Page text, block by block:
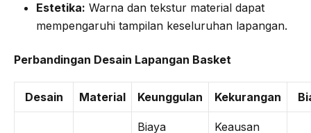
Estetika: Warna dan tekstur material dapat
mempengaruhi tampilan keseluruhan lapangan.
Perbandingan Desain Lapangan Basket
Desain Material Keunggulan Kekurangan
Biaya
Keausan